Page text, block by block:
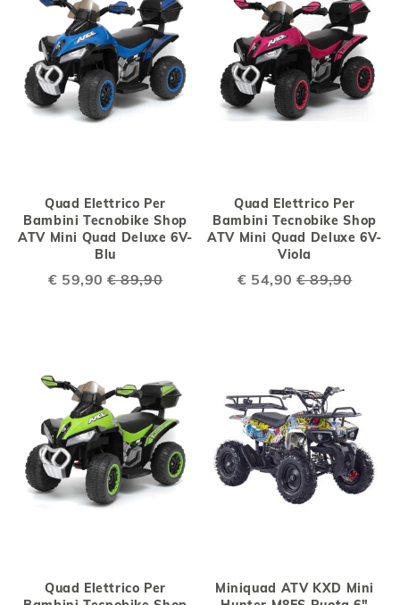
Quad Elettrico Per
Bambini Tecnobike Shop
ATV Mini Quad Deluxe 6V-
Blu
Special
€ 59,90 € 89,90
Quad Elettrico Per
Bambini Tecnobike Shop
ATV Mini Quad Deluxe 6V-
Viola
Special
€ 54,90 € 89,90
Quad Elettrico Per
Miniquad ATV KXD Mini